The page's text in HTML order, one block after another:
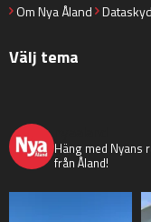
Om Nya Åland
Välj tema
Häng med Nyans
från Åland!